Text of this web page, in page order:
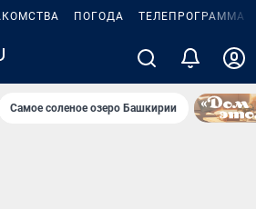
ПОГОДА ТЕЛЕПРОГРАММА
Самое соленое озеро Башкирии